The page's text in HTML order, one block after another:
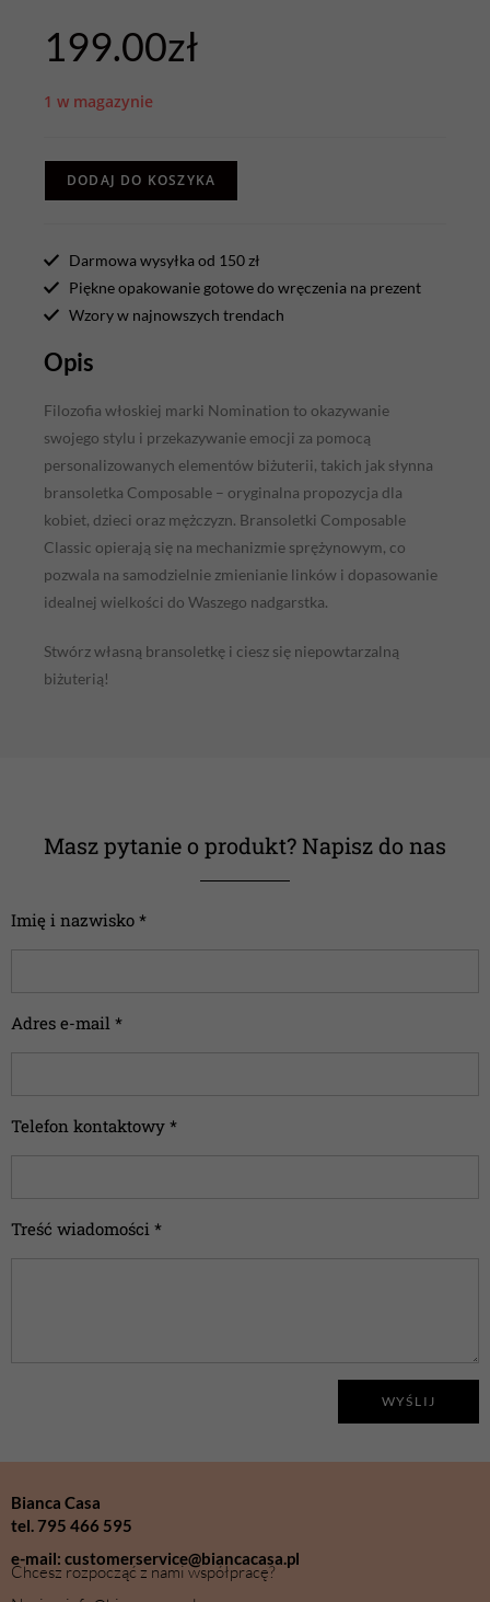
199.00zł
1 w magazynie
DODAJ DO KOSZYKA
Darmowa wysyłka od 150 zł
Piękne opakowanie gotowe do wręczenia na prezent
Wzory w najnowszych trendach
Opis
Filozofia włoskiej marki Nomination to okazywanie
swojego stylu i przekazywanie emocji za pomocą
personalizowanych elementów biżuterii, takich jak słynna
bransoletka Composable – oryginalna propozycja dla
kobiet, dzieci oraz mężczyzn. Bransoletki Composable
Classic opierają się na mechanizmie sprężynowym, co
pozwala na samodzielnie zmienianie linków i dopasowanie
idealnej wielkości do Waszego nadgarstka.
Stwórz własną bransoletkę i ciesz się niepowtarzalną
biżuterią!
Masz pytanie o produkt? Napisz do nas
Imię i nazwisko *
Adres e-mail *
Telefon kontaktowy *
Treść wiadomości *
WYŚLIJ
Bianca Casa
tel. 795 466 595
e-mail: customerservice@biancacasa.pl
Chcesz rozpocząć z nami współpracę?